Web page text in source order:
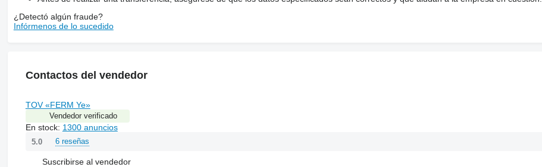
¿Detectó algún fraude?
Infórmenos de lo sucedido
Contactos del vendedor
TOV «FERM Ye»
Vendedor verificado
En stock: 1300 anuncios
5.0 6 reseñas
Suscribirse al vendedor